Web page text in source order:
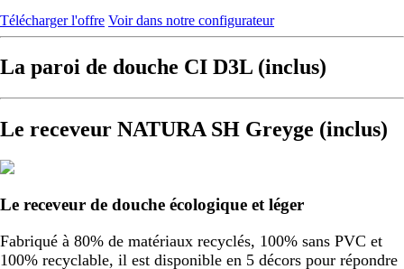
Télécharger l'offre Voir dans notre configurateur
La paroi de douche CI D3L (inclus)
Le receveur NATURA SH Greyge (inclus)
Le receveur de douche écologique et léger
Fabriqué à 80% de matériaux recyclés, 100% sans PVC et
100% recyclable, il est disponible en 5 décors pour répondre